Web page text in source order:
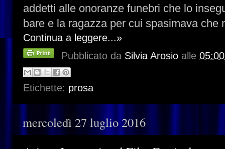
addetti alle onoranze funebri che lo
bare e la ragazza per cui spasimava che
Continua a leggere...»
Pubblicato da Silvia Arosio alle
Etichette: prosa
mercoledì 27 luglio 2016